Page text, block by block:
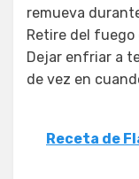
remueva
Retire del fuego
Dejar enfriar a
de vez en
Receta de